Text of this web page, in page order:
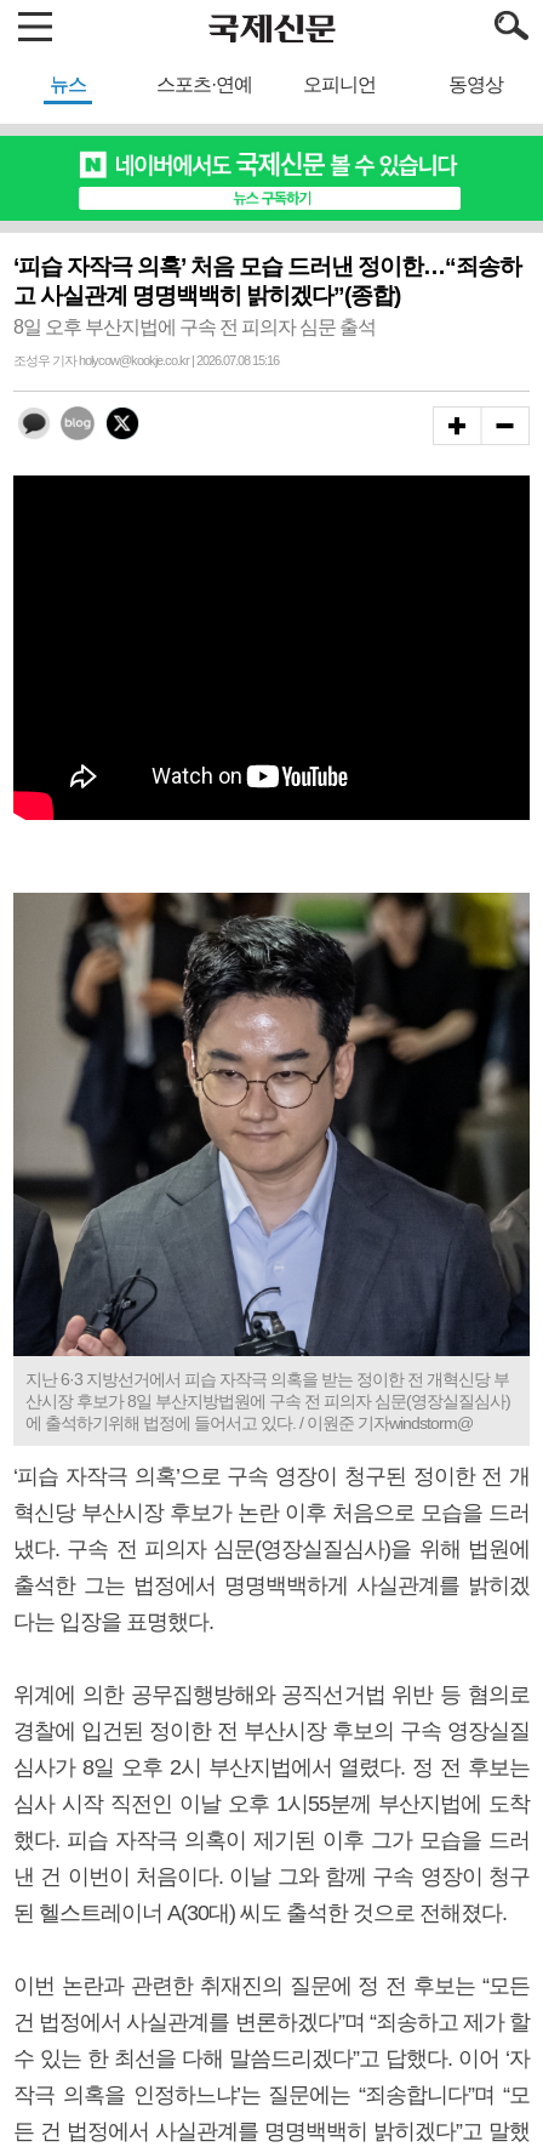
뉴스 스포츠·연예 오피니언 동영상
‘피습 자작극 의혹’ 처음 모습 드러낸 정이한…“죄송하
고 사실관계 명명백백히 밝히겠다”(종합)
8일 오후 부산지법에 구속 전 피의자 심문 출석
조성우 기자 holycow@kookje.co.kr | 2026.07.08 15:16
지난 6·3 지방선거에서 피습 자작극 의혹을 받는 정이한 전 개혁신당 부
산시장 후보가 8일 부산지방법원에 구속 전 피의자 심문(영장실질심사)
에 출석하기위해 법정에 들어서고 있다. / 이원준 기자windstorm@
‘피습 자작극 의혹’으로 구속 영장이 청구된 정이한 전 개
혁신당 부산시장 후보가 논란 이후 처음으로 모습을 드러
냈다. 구속 전 피의자 심문(영장실질심사)을 위해 법원에
출석한 그는 법정에서 명명백백하게 사실관계를 밝히겠
다는 입장을 표명했다.
위계에 의한 공무집행방해와 공직선거법 위반 등 혐의로
경찰에 입건된 정이한 전 부산시장 후보의 구속 영장실질
심사가 8일 오후 2시 부산지법에서 열렸다. 정 전 후보는
심사 시작 직전인 이날 오후 1시55분께 부산지법에 도착
했다. 피습 자작극 의혹이 제기된 이후 그가 모습을 드러
낸 건 이번이 처음이다. 이날 그와 함께 구속 영장이 청구
된 헬스트레이너 A(30대) 씨도 출석한 것으로 전해졌다.
이번 논란과 관련한 취재진의 질문에 정 전 후보는 “모든
건 법정에서 사실관계를 변론하겠다”며 “죄송하고 제가 할
수 있는 한 최선을 다해 말씀드리겠다”고 답했다. 이어 ‘자
작극 의혹을 인정하느냐’는 질문에는 “죄송합니다”며 “모
든 건 법정에서 사실관계를 명명백백히 밝히겠다”고 말했